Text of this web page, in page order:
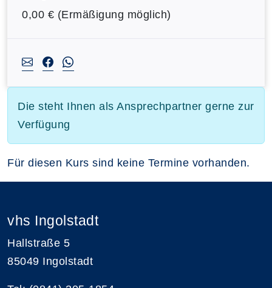
0,00 € (Ermäßigung möglich)
Die steht Ihnen als Ansprechpartner gerne zur
Verfügung
Für diesen Kurs sind keine Termine vorhanden.
vhs Ingolstadt
Hallstraße 5
85049 Ingolstadt